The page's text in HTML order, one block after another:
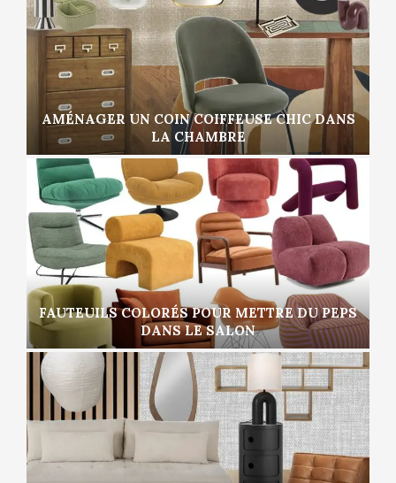
AMÉNAGER UN COIN COIFFEUSE CHIC DANS
LA CHAMBRE
FAUTEUILS COLORÉS POUR METTRE DU PEPS
DANS LE SALON